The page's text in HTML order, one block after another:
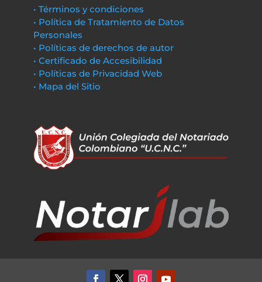
• Términos y condiciones
• Política de Tratamiento de Datos
Personales
• Políticas de derechos de autor
• Certificado de Accesibilidad
• Políticas de Privacidad Web
• Mapa del Sitio